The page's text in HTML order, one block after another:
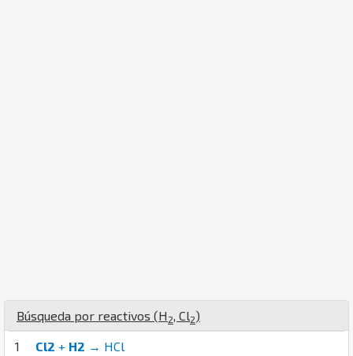
Búsqueda por reactivos (H 2, Cl2)
1 Cl2 + H2 → HCl